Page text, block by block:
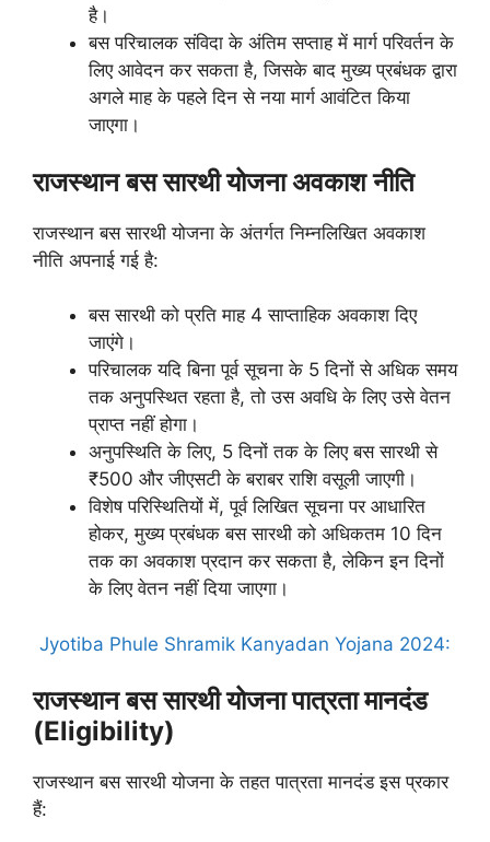
है।
बस परिचालक संविदा के अंतिम सप्ताह में मार्ग परिवर्तन के
लिए आवेदन कर सकता है, जिसके बाद मुख्य प्रबंधक द्वारा
अगले माह के पहले दिन से नया मार्ग आवंटित किया
जाएगा।
राजस्थान बस सारथी योजना अवकाश नीति
राजस्थान बस सारथी योजना के अंतर्गत निम्नलिखित अवकाश
नीति अपनाई गई है:
बस सारथी को प्रति माह 4 साप्ताहिक अवकाश दिए
जाएंगे।
परिचालक यदि बिना पूर्व सूचना के 5 दिनों से अधिक समय
तक अनुपस्थित रहता है, तो उस अवधि के लिए उसे वेतन
प्राप्त नहीं होगा।
अनुपस्थिति के लिए, 5 दिनों तक के लिए बस सारथी से
₹500 और जीएसटी के बराबर राशि वसूली जाएगी।
विशेष परिस्थितियों में, पूर्व लिखित सूचना पर आधारित
होकर, मुख्य प्रबंधक बस सारथी को अधिकतम 10 दिन
तक का अवकाश प्रदान कर सकता है, लेकिन इन दिनों
के लिए वेतन नहीं दिया जाएगा।
Jyotiba Phule Shramik Kanyadan Yojana 2024:
राजस्थान बस सारथी योजना पात्रता मानदंड
(Eligibility)
राजस्थान बस सारथी योजना के तहत पात्रता मानदंड इस प्रकार
हैं: